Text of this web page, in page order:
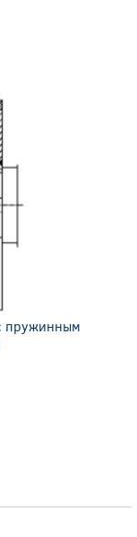
пружинным